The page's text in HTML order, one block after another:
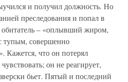
и получил должность. Но
преследования и попал в
– «оплывший жиром,
тупым, совершенно
Кажется, что он потерял
он не реагирует,
бьет. Пятый и последний